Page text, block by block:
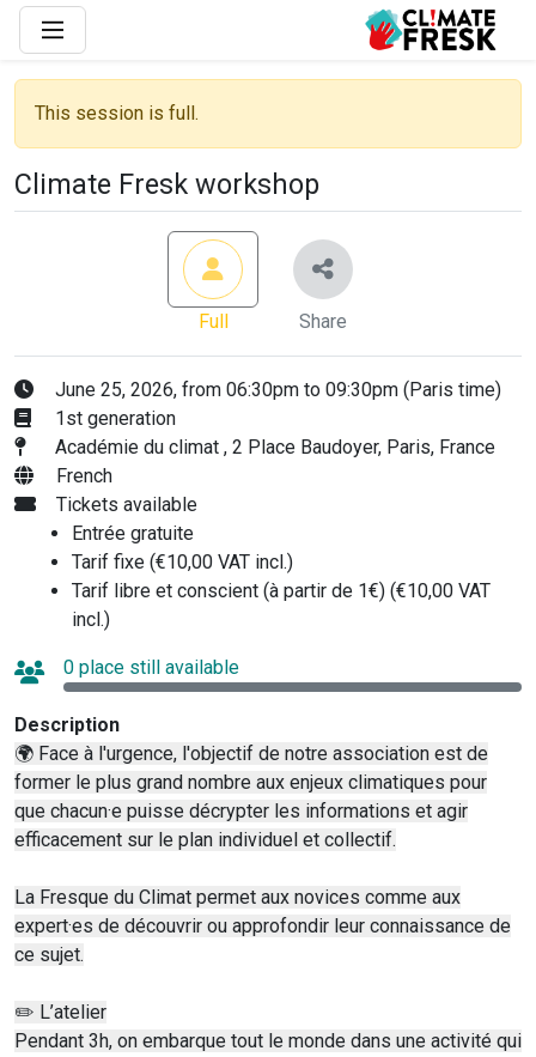
This session is full.
Climate Fresk workshop
Full Share
June 25, 2026, from 06:30pm to 09:30pm (Paris time)
1st generation
Académie du climat , 2 Place Baudoyer, Paris, France
French
Tickets available
Entrée gratuite
Tarif fixe (€10,00 VAT incl.)
Tarif libre et conscient (à partir de 1€) (€10,00 VAT
incl.)
0 place still available
Description
🌍 Face à l'urgence, l'objectif de notre association est de
former le plus grand nombre aux enjeux climatiques pour
que chacun·e puisse décrypter les informations et agir
efficacement sur le plan individuel et collectif.
La Fresque du Climat permet aux novices comme aux
expert·es de découvrir ou approfondir leur connaissance de
ce sujet.
✏️ L’atelier
Pendant 3h, on embarque tout le monde dans une activité qui